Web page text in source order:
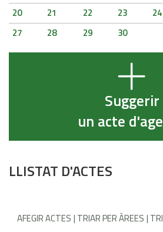
20
21 22 23 24
27
28 29 30
Suggerir
un acte
LLISTAT D'ACTES
AFEGIR ACTES TRIAR PER ÀREES